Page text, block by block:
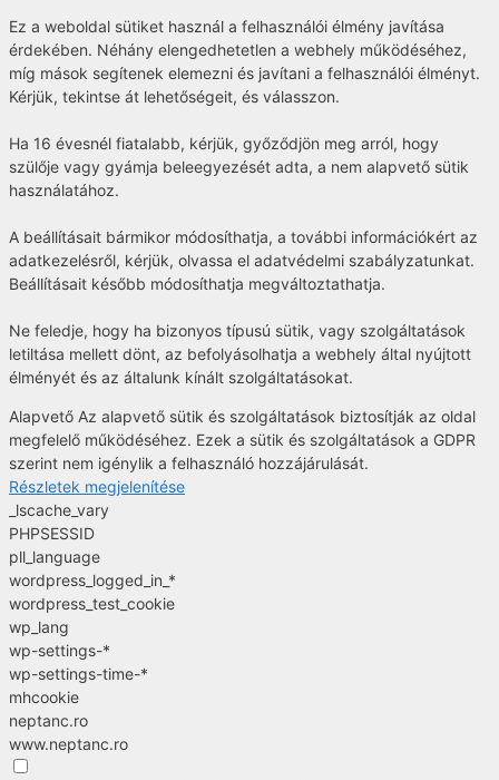
Ez a weboldal sütiket használ a felhasználói élmény javítása
érdekében. Néhány elengedhetetlen a webhely működéséhez,
míg mások segítenek elemezni és javítani a felhasználói élményt.
Kérjük, tekintse át lehetőségeit, és válasszon.
Ha 16 évesnél fiatalabb, kérjük, győződjön meg arról, hogy
szülője vagy gyámja beleegyezését adta, a nem alapvető sütik
használatához.
A beállításait bármikor módosíthatja, a további információkért az
adatkezelésről, kérjük, olvassa el adatvédelmi szabályzatunkat.
Beállításait később módosíthatja megváltoztathatja.
Ne feledje, hogy ha bizonyos típusú sütik, vagy szolgáltatások
letiltása mellett dönt, az befolyásolhatja a webhely által nyújtott
élményét és az általunk kínált szolgáltatásokat.
Alapvető Az alapvető sütik és szolgáltatások biztosítják az oldal
megfelelő működéséhez. Ezek a sütik és szolgáltatások a GDPR
szerint nem igénylik a felhasználó hozzájárulását.
Részletek megjelenítése
_lscache_vary
PHPSESSID
pll_language
wordpress_logged_in_*
wordpress_test_cookie
wp_lang
wp-settings-*
wp-settings-time-*
mhcookie
neptanc.ro
www.neptanc.ro